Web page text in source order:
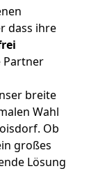
dass ihre
Partner
breite
Wahl
Ob
großes
Lösung